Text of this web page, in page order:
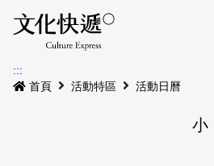
最新公告
:::
首頁
活動特區 活動日曆
小